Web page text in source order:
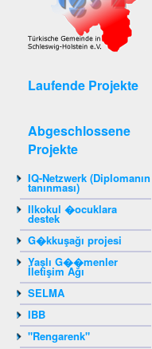
Laufende Projekte
Abgeschlossene
Projekte
IQ-Netzwerk (Diplomanın
tanınması)
Ilkokul �ocuklara
destek
G�kkuşağı projesi
Yaşlı G��menler
İletişim Ağı
SELMA
IBB
"Rengarenk"